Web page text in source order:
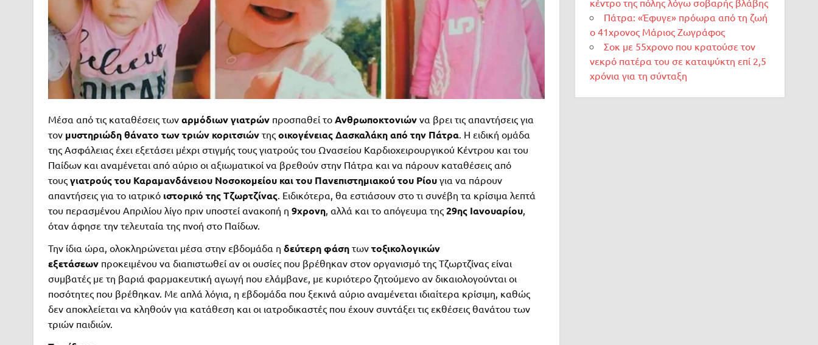
Μέσα από τις καταθέσεις των αρμόδιων γιατρώνπροσπαθεί το Ανθρωποκτονιώννα βρει τις απαντήσεις για
τονμυστηριώδη θάνατο των τριών κοριτσιώντης οικογένειας Δασκαλάκη από την Πάτρα. Η ειδική ομάδα
της Ασφάλειας έχει εξετάσει μέχρι στιγμής τους γιατρούς του Ωνασείου Καρδιοχειρουργικού Κέντρου και του
Παίδων και αναμένεται από αύριο οι αξιωματικοί να βρεθούν στην Πάτρα και να πάρουν καταθέσεις από
τους γιατρούς του Καραμανδάνειου Νοσοκομείου και του Πανεπιστημιακού του Ρίουγια να πάρουν
απαντήσεις για το ιατρικό ιστορικό της Τζωρτζίνας. Ειδικότερα, θα εστιάσουν στο τι συνέβη τα κρίσιμα λεπτά
του περασμένου Απριλίου λίγο πριν υποστεί ανακοπή η 9χρονη, αλλά και το απόγευμα της 29ης Ιανουαρίου,
όταν άφησε την τελευταία της πνοή στο Παίδων.
Την ίδια ώρα, ολοκληρώνεται μέσα στην εβδομάδα η δεύτερη φάσητων τοξικολογικών
εξετάσεωνπροκειμένου να διαπιστωθεί αν οι ουσίες που βρέθηκαν στον οργανισμό της Τζωρτζίνας είναι
συμβατές με τη βαριά φαρμακευτική αγωγή που ελάμβανε, με κυριότερο ζητούμενο αν δικαιολογούνται οι
ποσότητες που βρέθηκαν. Με απλά λόγια, η εβδομάδα που ξεκινά αύριο αναμένεται ιδιαίτερα κρίσιμη, καθώς
δεν αποκλείεται να κληθούν για κατάθεση και οι ιατροδικαστές που έχουν συντάξει τις εκθέσεις θανάτου των
τριών παιδιών.
κέντρο της πόλης λόγω σοβαρής βλάβης
Πάτρα: «Έφυγε» πρόωρα από τη ζωή
ο 41χρονος Μάριος Ζωγράφος
Σοκ με 55χρονο που κρατούσε τον
νεκρό πατέρα του σε καταψύκτη επί 2,5
χρόνια για τη σύνταξη